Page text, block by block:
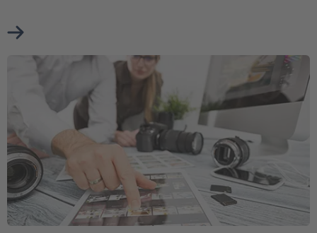
Mehr über Aktuelle Presseinformationen erfahren
Weiter zu Vorstand